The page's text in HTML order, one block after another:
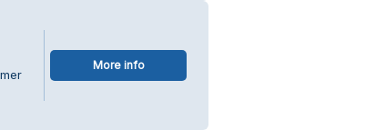
More info